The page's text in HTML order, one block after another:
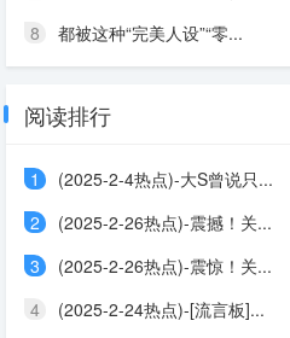
8 都被这种“完美人设”“零...
阅读排行
1
(2025-2-4热点)-大S曾说只...
2
(2025-2-26热点)-震撼！关...
3
(2025-2-26热点)-震惊！关...
4
(2025-2-24热点)-[流言板]...